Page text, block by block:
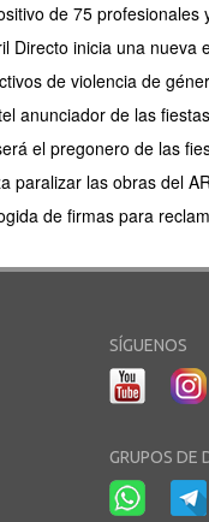
de 75
Directo inicia una
de violencia de
anunciador de las
el pregonero de las
paralizar las obras del
de firmas para
SÍGUENOS
GRUPOS DE